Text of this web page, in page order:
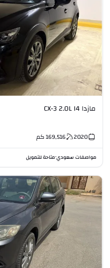
مازدا CX-3 2.0L I4
2020
169,516كم
مواصفات سعودي•متاحة للتمويل